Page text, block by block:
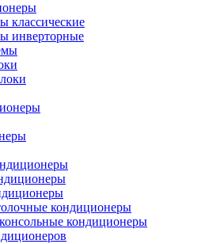
классические
инверторные
кондиционеры
кондиционеры